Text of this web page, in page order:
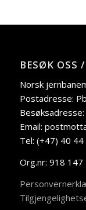
BESØK OSS
Norsk
Postadresse:
Email:
Tel: (+47) 40
Org.nr: 918 147